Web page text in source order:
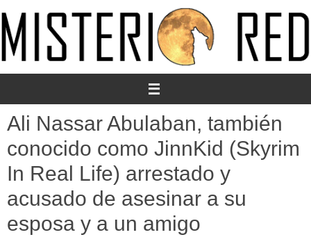
al
contenido
Ali Nassar Abulaban, también
conocido como JinnKid (Skyrim
In Real Life) arrestado y
acusado de asesinar a su
esposa y a un amigo